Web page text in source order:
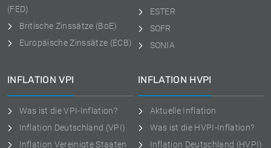
(FED)
Britische Zinssätze (BoE)
Europäische Zinssätze (ECB)
ESTER
SOFR
SONIA
INFLATION VPI
Was ist die VPI-Inflation?
Inflation Deutschland (VPI)
Inflation Vereinigte Staaten
INFLATION HVPI
Aktuelle Inflation
Was ist die HVPI-Inflation?
Inflation Deutschland (HVPI)